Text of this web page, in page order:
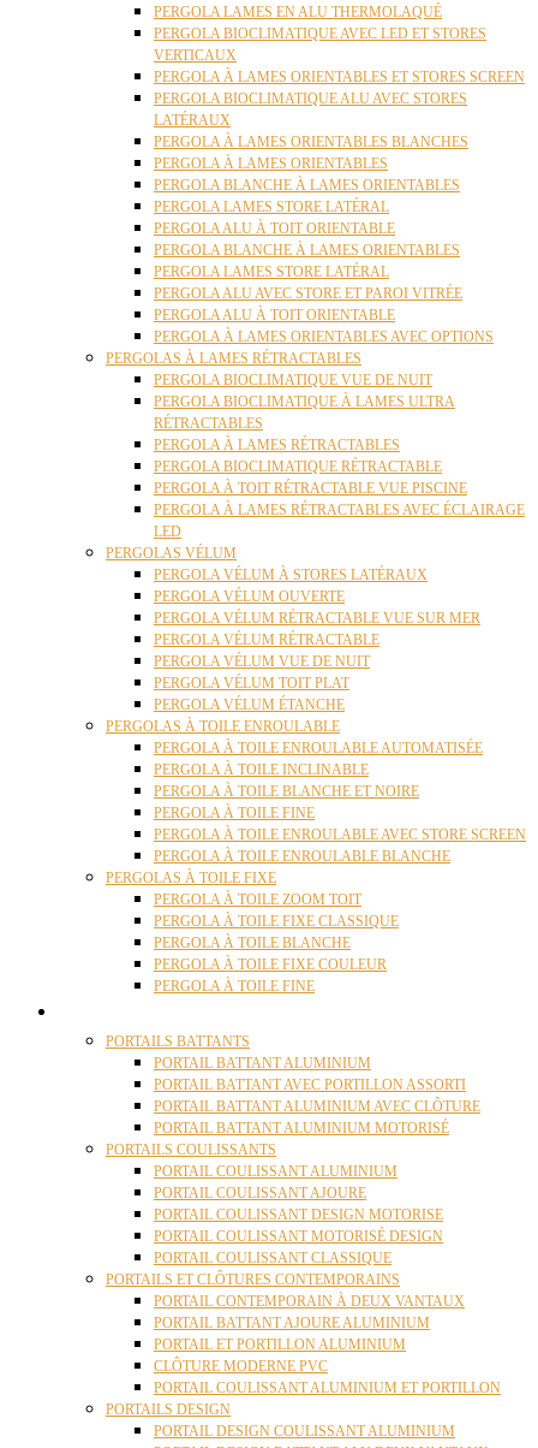
PERGOLA LAMES EN ALU THERMOLAQUÉ
PERGOLA BIOCLIMATIQUE AVEC LED ET STORES
VERTICAUX
PERGOLA À LAMES ORIENTABLES ET STORES SCREEN
PERGOLA BIOCLIMATIQUE ALU AVEC STORES
LATÉRAUX
PERGOLA À LAMES ORIENTABLES BLANCHES
PERGOLA À LAMES ORIENTABLES
PERGOLA BLANCHE À LAMES ORIENTABLES
PERGOLA LAMES STORE LATÉRAL
PERGOLA ALU À TOIT ORIENTABLE
PERGOLA BLANCHE À LAMES ORIENTABLES
PERGOLA LAMES STORE LATÉRAL
PERGOLA ALU AVEC STORE ET PAROI VITRÉE
PERGOLA ALU À TOIT ORIENTABLE
PERGOLA À LAMES ORIENTABLES AVEC OPTIONS
PERGOLAS À LAMES RÉTRACTABLES
PERGOLA BIOCLIMATIQUE VUE DE NUIT
PERGOLA BIOCLIMATIQUE À LAMES ULTRA
RÉTRACTABLES
PERGOLA À LAMES RÉTRACTABLES
PERGOLA BIOCLIMATIQUE RÉTRACTABLE
PERGOLA À TOIT RÉTRACTABLE VUE PISCINE
PERGOLA À LAMES RÉTRACTABLES AVEC ÉCLAIRAGE
LED
PERGOLAS VÉLUM
PERGOLA VÉLUM À STORES LATÉRAUX
PERGOLA VÉLUM OUVERTE
PERGOLA VÉLUM RÉTRACTABLE VUE SUR MER
PERGOLA VÉLUM RÉTRACTABLE
PERGOLA VÉLUM VUE DE NUIT
PERGOLA VÉLUM TOIT PLAT
PERGOLA VÉLUM ÉTANCHE
PERGOLAS À TOILE ENROULABLE
PERGOLA À TOILE ENROULABLE AUTOMATISÉE
PERGOLA À TOILE INCLINABLE
PERGOLA À TOILE BLANCHE ET NOIRE
PERGOLA À TOILE FINE
PERGOLA À TOILE ENROULABLE AVEC STORE SCREEN
PERGOLA À TOILE ENROULABLE BLANCHE
PERGOLAS À TOILE FIXE
PERGOLA À TOILE ZOOM TOIT
PERGOLA À TOILE FIXE CLASSIQUE
PERGOLA À TOILE BLANCHE
PERGOLA À TOILE FIXE COULEUR
PERGOLA À TOILE FINE
PORTAILS BATTANTS
PORTAIL BATTANT ALUMINIUM
PORTAIL BATTANT AVEC PORTILLON ASSORTI
PORTAIL BATTANT ALUMINIUM AVEC CLÔTURE
PORTAIL BATTANT ALUMINIUM MOTORISÉ
PORTAILS COULISSANTS
PORTAIL COULISSANT ALUMINIUM
PORTAIL COULISSANT AJOURE
PORTAIL COULISSANT DESIGN MOTORISE
PORTAIL COULISSANT MOTORISÉ DESIGN
PORTAIL COULISSANT CLASSIQUE
PORTAILS ET CLÔTURES CONTEMPORAINS
PORTAIL CONTEMPORAIN À DEUX VANTAUX
PORTAIL BATTANT AJOURE ALUMINIUM
PORTAIL ET PORTILLON ALUMINIUM
CLÔTURE MODERNE PVC
PORTAIL COULISSANT ALUMINIUM ET PORTILLON
PORTAILS DESIGN
PORTAIL DESIGN COULISSANT ALUMINIUM